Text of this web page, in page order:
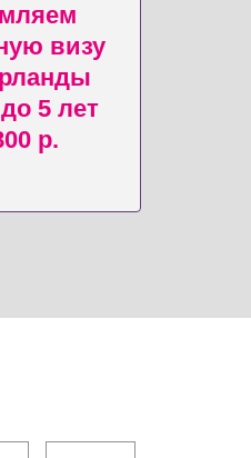
визу
5 лет
р.